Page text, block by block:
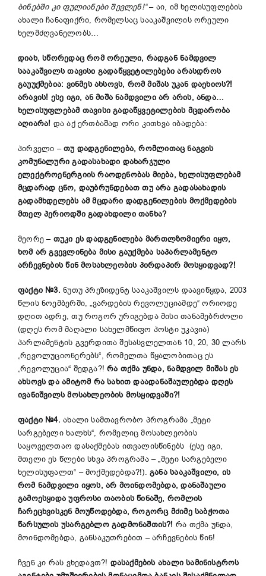
ბინებში კი ფულიანები შევლენ!“– აი, იმ ხელისუფლების
ახალი ჩანაფიქრი, რომელსაც სააკაშვილის ორეული
ხელმძღვანელობს…
დიახ, სწორედაც რომ ორეული, რადგან ნამდვილ
სააკაშვილს თავისი გადაწყვეტილებები არასდროს
გაუუქმებია: ვინმეს ახსოვს, რომ მიშას უკან დაეხიოს?!
არავის! ესე იგი, ან მიშა ნამდვილი არ არის, ანდა…
ხელისუფლებამ თავისი გადაწყვეტილების მცდარობა
აღიარა! და აქ ერთბაშად ორი კითხვა იბადება:
პირველი –თუ დადგენილება, რომლითაც ნაგვის
კომუნალური გადასახადი დახარჯული
ელექტროენერგიის რაოდენობას მიება, ხელისუფლებამ
მცდარად ცნო, დაუბრუნდებათ თუ არა გადასახადის
გადამხდელებს ამ მცდარი დადგენილების მოქმედების
მთელ პერიოდში გადახდილი თანხა?
მეორე – თუკი ეს დადგენილება მართლზომიერი იყო,
ხომ არ გვევლინება მისი გაუქმება საპარლამენტო
არჩევნების წინ მოსახლეობის პირდაპირ მოსყიდვად?!
ფაქტი №3. ნუთუ პრეზიდენტ სააკაშვილს დაავიწყდა, 2003
წლის ნოემბერში, „ვარდების რევოლუციამდე“ ორიოდე
დღით ადრე, თუ როგორ ურიგებდა მისი თანამებრძოლი
(დღეს რომ მაღალი სახელმწიფო პოსტი უკავია)
პარლამენტის გვერდითა შესასვლელთან 10, 20, 30 ლარს
„რევოლუციონერებს“, რომელთა წყალობითაც ეს
„რევოლუცია“ შედგა?!რა თქმა უნდა, ნამდვილ მიშას ეს
ახსოვს და ამიტომ რა სახით დაადანაშაულებდა დღეს
ივანიშვილს მოსახლეობის მოსყიდვაში?!
ფაქტი №4.ახალი სამთავრობო პროგრამა „მეტი
სარგებელი ხალხს“, რომელიც მოსახლეობის
საყოველთაო დასაქმებას ითვალისწინებს (ესე იგი,
მთელი ეს წლები სხვა პროგრამა – „მეტი სარგებელი
ხელისუფალთ“ – მოქმედებდა?!).განა სააკაშვილი, ის
რომ ნამდვილი იყოს, არ მოინდომებდა, დანაშაული
გამოესყიდა უფროსი თაობის წინაშე, რომლის
ჩარეცხვისკენ მოუწოდებდა, როგორც მძიმე საბჭოთა
წარსულის უსარგებლო გადმონაშთის?! რა თქმა უნდა,
მოინდომებდა, განსაკუთრებით – არჩევნების წინ!
ჩვენ კი რას ვხედავთ?! დასაქმების ახალი სამინისტროს